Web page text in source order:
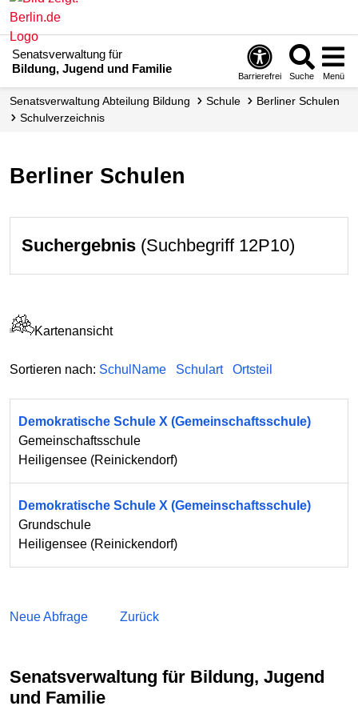
Senatsverwaltung für
Bildung, Jugend und Familie
Barrierefrei Suche Menü
Senats­verwaltung Abteilung Bildung Schule
Berliner Schulen
Schul­verzeichnis
Berliner Schulen
Suchergebnis (Suchbegriff 12P10)
Kartenansicht
Sortieren nach: SchulName Schulart Ortsteil
Demokratische Schule X (Gemeinschaftsschule)
Gemeinschaftsschule
Heiligensee (Reinickendorf)
Demokratische Schule X (Gemeinschaftsschule)
Grundschule
Heiligensee (Reinickendorf)
Neue Abfrage Zurück
Senatsverwaltung für Bildung, Jugend
und Familie